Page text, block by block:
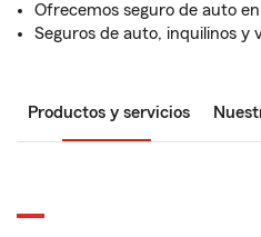
Ofrecemos seguro de auto
Seguros de auto, inquilinos y
Productos y servicios